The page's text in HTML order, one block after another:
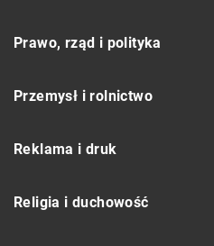
Prawo, rząd i polityka
Przemysł i rolnictwo
Reklama i druk
Religia i duchowość